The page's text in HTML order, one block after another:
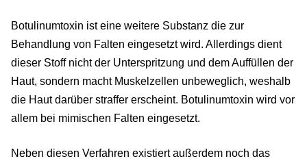
Botulinumtoxin ist eine weitere Substanz die zur
Behandlung von Falten eingesetzt wird. Allerdings dient
dieser Stoff nicht der Unterspritzung und dem Auffüllen der
Haut, sondern macht Muskelzellen unbeweglich, weshalb
die Haut darüber straffer erscheint. Botulinumtoxin wird vor
allem bei mimischen Falten eingesetzt.
Neben diesen Verfahren existiert außerdem noch das